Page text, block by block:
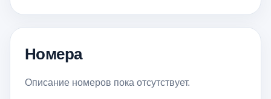
Номера
Описание номеров пока отсутствует.